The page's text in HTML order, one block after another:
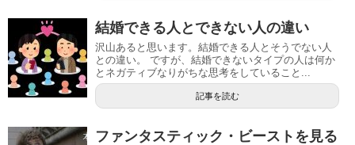
結婚できる人とできない人の違い
沢山あると思います。結婚できる人とそうでない人
との違い。 ですが、結婚できないタイプの人は何か
とネガティブなりがちな思考をしていること...
記事を読む
ファンタスティック・ビーストを見る